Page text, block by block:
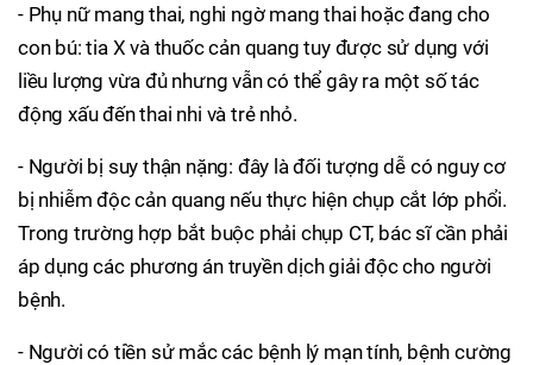
- Phụ nữ mang thai, nghi ngờ mang thai hoặc đang cho
con bú: tia X và thuốc cản quang tuy được sử dụng với
liều lượng vừa đủ nhưng vẫn có thể gây ra một số tác
động xấu đến thai nhi và trẻ nhỏ.
- Người bị suy thận nặng: đây là đối tượng dễ có nguy cơ
bị nhiễm độc cản quang nếu thực hiện chụp cắt lớp phổi.
Trong trường hợp bắt buộc phải chụp CT, bác sĩ cần phải
áp dụng các phương án truyền dịch giải độc cho người
bệnh.
- Người có tiền sử mắc các bệnh lý mạn tính, bệnh cường